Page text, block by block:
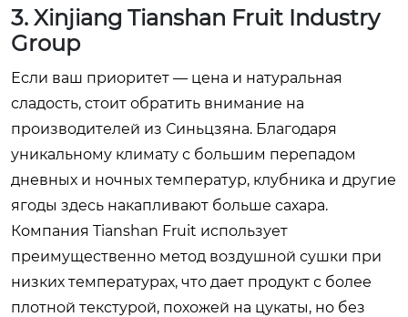
3. Xinjiang Tianshan Fruit Industry
Group
Если ваш приоритет — цена и натуральная
сладость, стоит обратить внимание на
производителей из Синьцзяна. Благодаря
уникальному климату с большим перепадом
дневных и ночных температур, клубника и другие
ягоды здесь накапливают больше сахара.
Компания Tianshan Fruit использует
преимущественно метод воздушной сушки при
низких температурах, что дает продукт с более
плотной текстурой, похожей на цукаты, но без